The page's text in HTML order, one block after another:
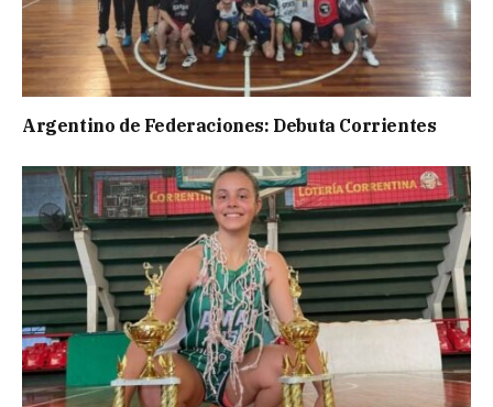
Argentino de Federaciones: Debuta Corrientes